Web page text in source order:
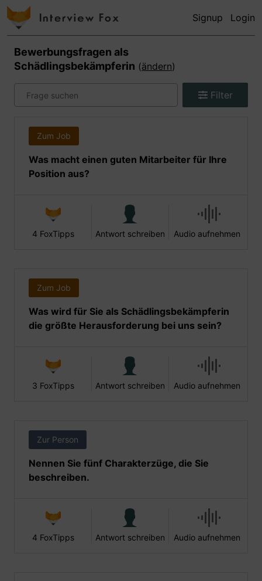
Signup Login
Bewerbungsfragen als
Schädlingsbekämpferin (ändern)
Filter
Zum Job
Was macht einen guten Mitarbeiter für Ihre
Position aus?
4 FoxTipps Antwort schreiben Audio aufnehmen
Zum Job
Was wird für Sie als Schädlingsbekämpferin
die größte Herausforderung bei uns sein?
3 FoxTipps Antwort schreiben Audio aufnehmen
Zur Person
Nennen Sie fünf Charakterzüge, die Sie
beschreiben.
4 FoxTipps Antwort schreiben Audio aufnehmen